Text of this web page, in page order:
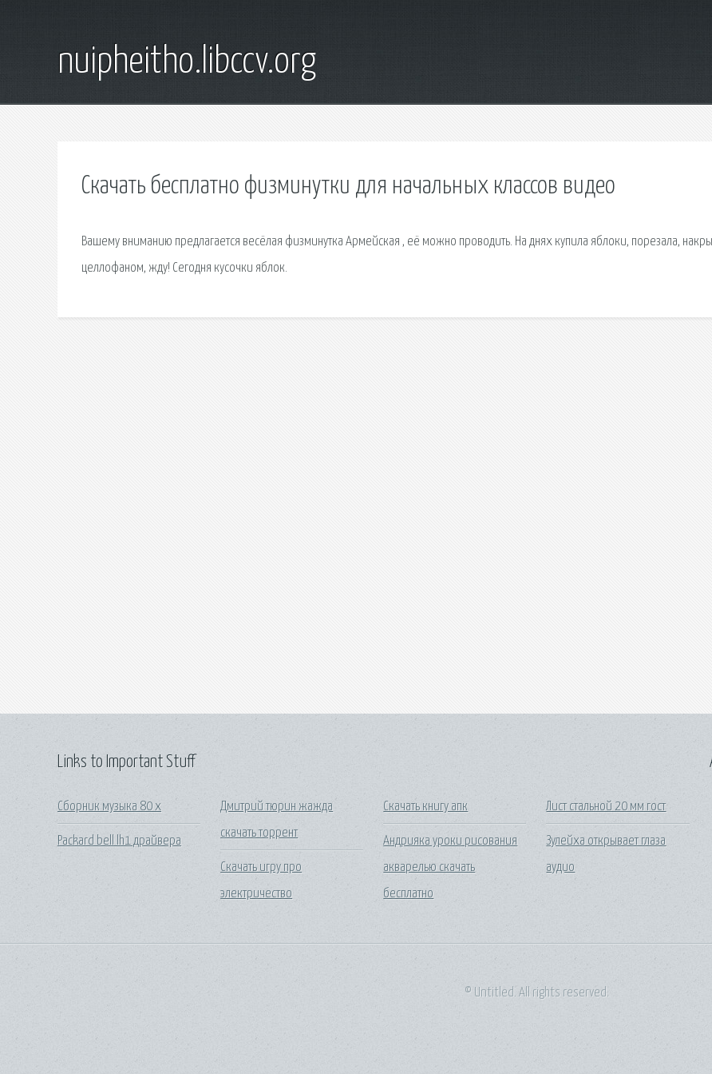
nuipheitho.libccv.org
Скачать бесплатно физминутки для начальных классов видео
Вашему вниманию предлагается весёлая физминутка Армейская , её можно проводить. На днях купила яблоки, порезала,
целлофаном, жду! Сегодня кусочки яблок.
Links to Important Stuff
Сборник музыка 80 х
Packard bell lh1 драйвера
Дмитрий тюрин жажда
скачать торрент
Скачать игру про
электричество
Скачать книгу апк
Андрияка уроки рисования
акварелью скачать
бесплатно
Лист стальной 20 мм гост
Зулейха открывает глаза
аудио
© Untitled. All rights reserved.